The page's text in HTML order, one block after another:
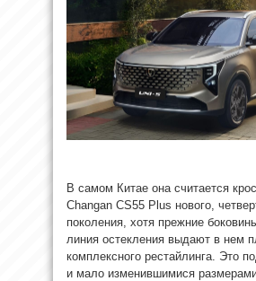
В самом Китае она считается
Changan CS55 Plus нового,
поколения, хотя прежние
линия остекления выдают в нем
комплексного рестайлинга. Это
и мало изменившимися